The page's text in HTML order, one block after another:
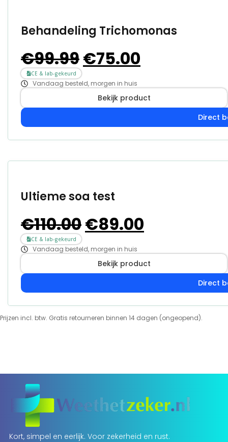
Behandeling Trichomonas
€99.99€75.00
CE & lab-gekeurd
Vandaag besteld, morgen in huis
Bekijk product
Direct
Ultieme soa test
€110.00€89.00
CE & lab-gekeurd
Vandaag besteld, morgen in huis
Bekijk product
Direct
Prijzen incl. btw. Gratis retourneren binnen 14 dagen (ongeopend).
Kort, simpel en eerlijk. Voor zekerheid en rust.